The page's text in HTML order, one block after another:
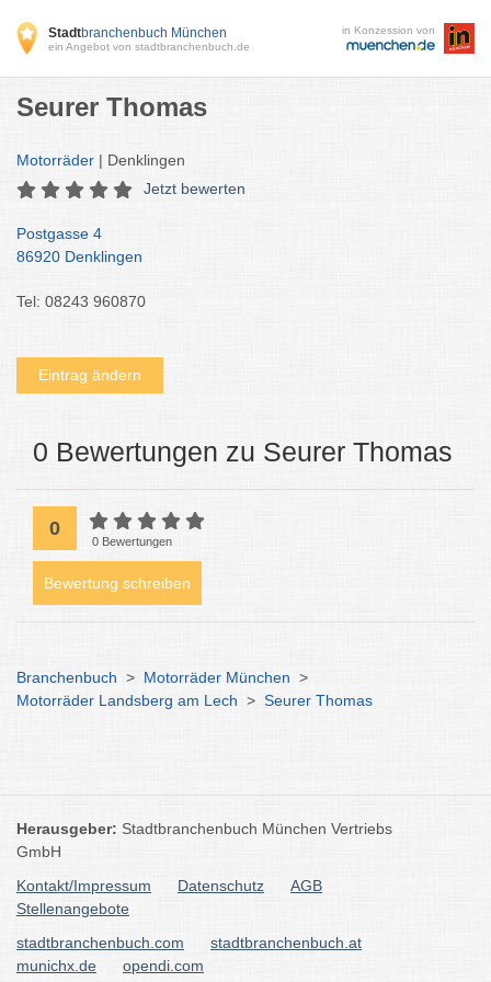
Stadtbranchenbuch München
ein Angebot von stadtbranchenbuch.de
in Konzession von
Seurer Thomas
Motorräder | Denklingen
Jetzt bewerten
Postgasse 4
86920 Denklingen
Tel: 08243 960870
Eintrag ändern
0 Bewertungen zu Seurer Thomas
0
0 Bewertungen
Bewertung schreiben
Branchenbuch > Motorräder München >
Motorräder Landsberg am Lech > Seurer Thomas
Herausgeber: Stadtbranchenbuch München Vertriebs
GmbH
Kontakt/Impressum
Datenschutz
AGB
Stellenangebote
stadtbranchenbuch.com
stadtbranchenbuch.at
munichx.de
opendi.com